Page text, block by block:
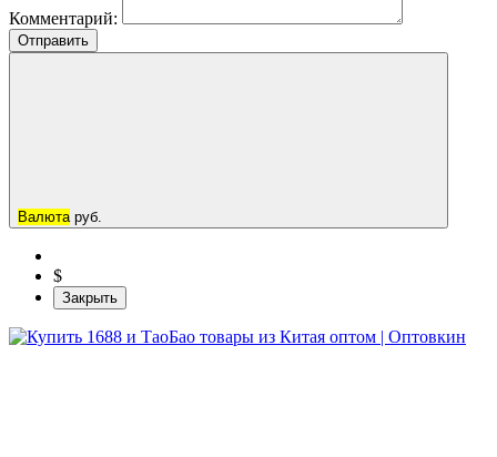
Комментарий:
Отправить
Валюта руб.
$
Закрыть